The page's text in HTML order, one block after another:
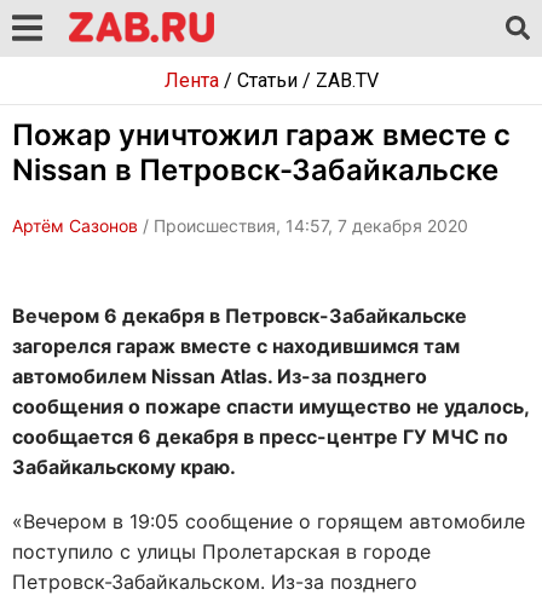
Лента/ Статьи/ ZAB.TV
Пожар уничтожил гараж вместе с
Nissan в Петровск-Забайкальске
Артём Сазонов / Происшествия, 14:57, 7 декабря 2020
Вечером 6 декабря в Петровск-Забайкальске
загорелся гараж вместе с находившимся там
автомобилем Nissan Atlas. Из-за позднего
сообщения о пожаре спасти имущество не удалось,
сообщается 6 декабря в пресс-центре ГУ МЧС по
Забайкальскому краю.
«Вечером в 19:05 сообщение о горящем автомобиле
поступило с улицы Пролетарская в городе
Петровск-Забайкальском. Из-за позднего